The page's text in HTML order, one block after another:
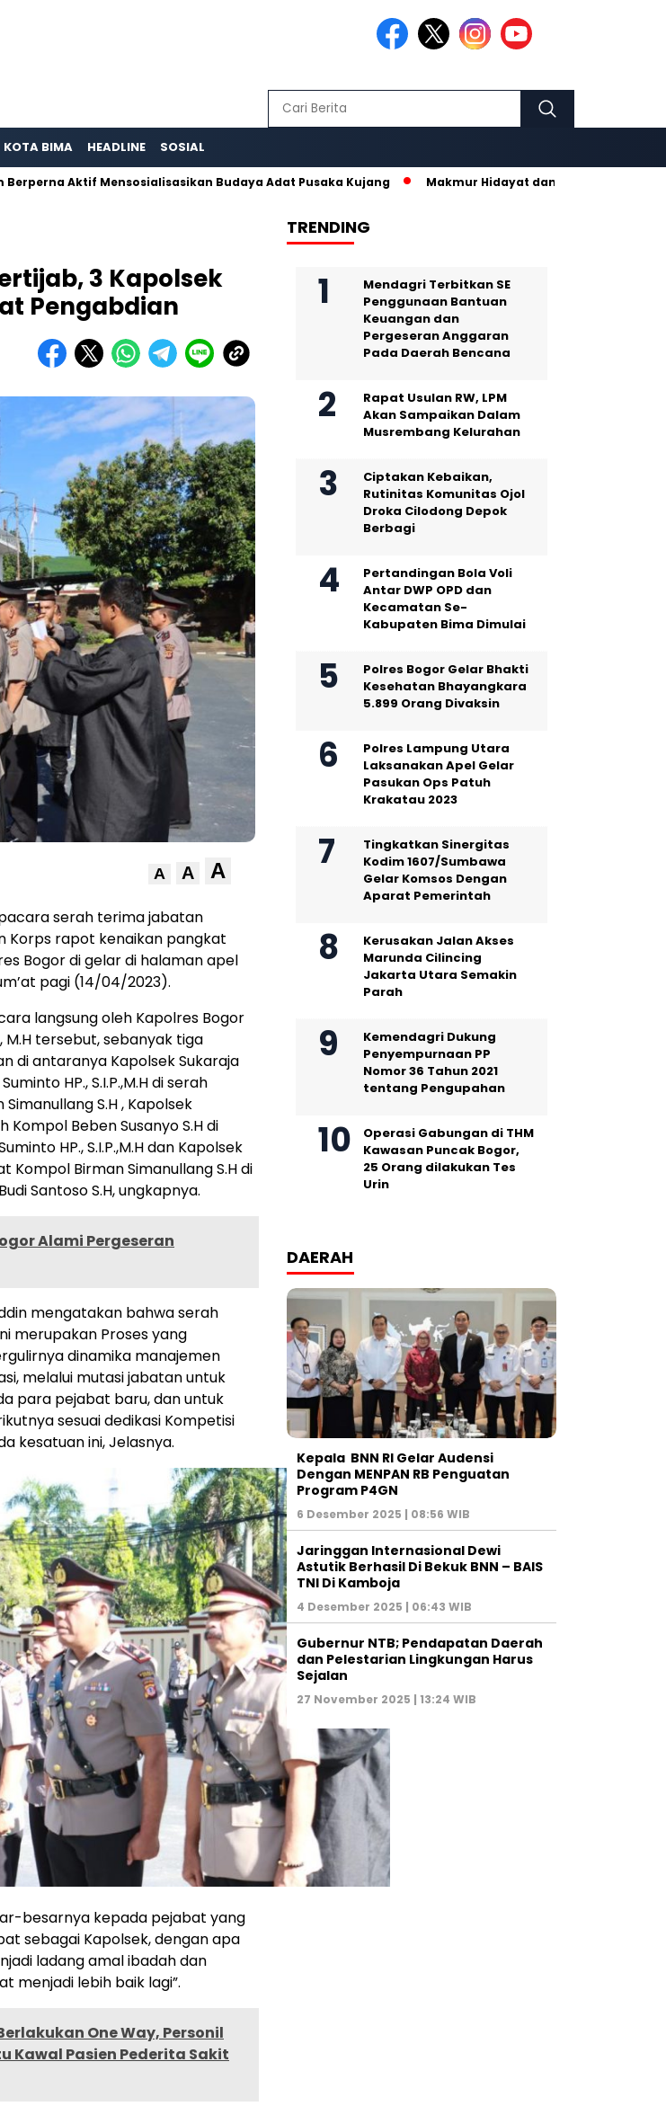
KOTA BIMA HEADLINE SOSIAL
Mensosialisasikan Budaya Adat Pusaka Kujang Makmur Hidayat dan Nurhanisda, Pasangan
3 Kapolsek
Pengabdian
A A A
serah terima jabatan
Korps rapot kenaikan pangkat
Bogor di gelar di halaman apel
pagi (14/04/2023).
langsung oleh Kapolres Bogor
M.H tersebut, sebanyak tiga
di antaranya Kapolsek Sukaraja
HP., S.I.P.,M.H di serah
S.H , Kapolsek
Beben Susanyo S.H di
HP., S.I.P.,M.H dan Kapolsek
Kompol Birman Simanullang S.H di
Santoso S.H, ungkapnya.
Alami Pergeseran
mengatakan bahwa serah
merupakan Proses yang
dinamika manajemen
melalui mutasi jabatan untuk
para pejabat baru, dan untuk
sesuai dedikasi Kompetisi
kesatuan ini, Jelasnya.
besarnya kepada pejabat yang
sebagai Kapolsek, dengan apa
ladang amal ibadah dan
menjadi lebih baik lagi”.
One Way, Personil
Kawal Pasien Pederita Sakit
TRENDING
Mendagri Terbitkan SE
Penggunaan Bantuan
Keuangan dan
Pergeseran Anggaran
Pada Daerah Bencana
Rapat Usulan RW, LPM
Akan Sampaikan Dalam
Musrembang Kelurahan
Ciptakan Kebaikan,
Rutinitas Komunitas Ojol
Droka Cilodong Depok
Berbagi
Pertandingan Bola Voli
Antar DWP OPD dan
Kecamatan Se-
Kabupaten Bima Dimulai
Polres Bogor Gelar Bhakti
Kesehatan Bhayangkara
5.899 Orang Divaksin
Polres Lampung Utara
Laksanakan Apel Gelar
Pasukan Ops Patuh
Krakatau 2023
Tingkatkan Sinergitas
Kodim 1607/Sumbawa
Gelar Komsos Dengan
Aparat Pemerintah
Kerusakan Jalan Akses
Marunda Cilincing
Jakarta Utara Semakin
Parah
Kemendagri Dukung
Penyempurnaan PP
Nomor 36 Tahun 2021
tentang Pengupahan
Operasi Gabungan di THM
Kawasan Puncak Bogor,
25 Orang dilakukan Tes
Urin
DAERAH
Kepala BNN RI Gelar Audensi
Dengan MENPAN RB Penguatan
Program P4GN
6 Desember 2025 | 08:56 WIB
Jaringgan Internasional Dewi
Astutik Berhasil Di Bekuk BNN – BAIS
TNI Di Kamboja
4 Desember 2025 | 06:43 WIB
Gubernur NTB; Pendapatan Daerah
dan Pelestarian Lingkungan Harus
Sejalan
27 November 2025 | 13:24 WIB